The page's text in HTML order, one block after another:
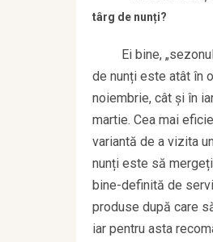
târg de nunți?
Ei bine,
de nunți este atât în
noiembrie, cât și în
martie. Cea mai
variantă de a vizita
nunți este să
bine-definită de
produse după care
iar pentru asta